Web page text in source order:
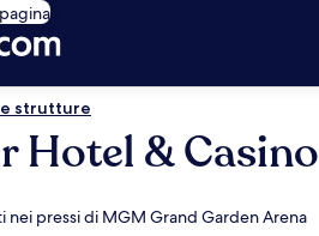
strutture
Hotel & Casino
nei pressi di MGM Grand Garden Arena